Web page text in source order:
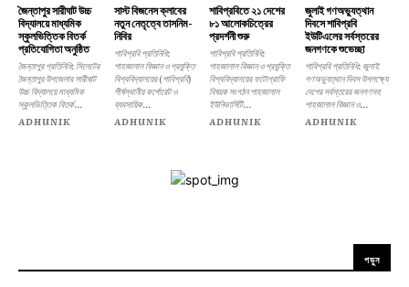
জৈন্তাপুর সারীঘাট উচ্চ
বিদ্যালয়ে মাধ্যমিক
স্কুলভিত্তিক বিতর্ক
প্রতিযোগিতা অনুষ্ঠিত
জৈন্তাপুর প্রতিনিধি: সিলেটের
জৈন্তাপুর উপজেলার সারীঘাট
উচ্চ বিদ্যালয়ে মাধ্যমিক
স্কুলভিত্তিক বিতর্ক...
ADHUNIK
সাস্ট বিজনেস ক্লাবের
নতুন নেতৃত্বে তাসনিম-
নিবির
শাবিপ্রবি প্রতিনিধি:
শাহজালাল বিজ্ঞান ও প্রযুক্তি
বিশ্ববিদ্যালয়ের (শাবিপ্রবি)
শীর্ষস্থানীয় কর্পোরেট ও
ব্যবসায়িক...
ADHUNIK
শাবিপ্রবিতে ২১ দেশের
৮১ আলোকচিত্রের
প্রদর্শনী শুরু
শাবিপ্রবি প্রতিনিধি:
শাহজালাল বিজ্ঞান ও প্রযুক্তি
বিশ্ববিদ্যালয়ের ফটোগ্রাফি
বিষয়ক সংগঠন শাহজালাল
ইউনিভার্সিটি...
ADHUNIK
জুলাই গণঅভ্যুত্থান
দিবসে শাবিপ্রবি
ইউটিএলের সর্বস্তরের
জনগণকে শুভেচ্ছা
শাবিপ্রবি প্রতিনিধি: জুলাই
গণঅভ্যুত্থান দিবস উপলক্ষ্যে
দেশের সর্বস্তরের জনগণসহ
শাহজালাল বিজ্ঞান ও...
ADHUNIK
পড়ুন